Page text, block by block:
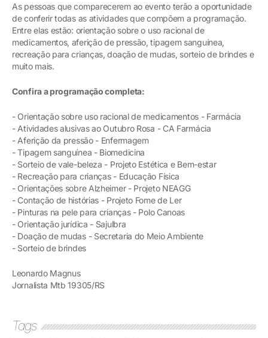
As pessoas que comparecerem ao evento terão a oportunidade
de conferir todas as atividades que compõem a programação.
Entre elas estão: orientação sobre o uso racional de
medicamentos, aferição de pressão, tipagem sanguínea,
recreação para crianças, doação de mudas, sorteio de brindes e
muito mais.
Confira a programação completa:
- Orientação sobre uso racional de medicamentos - Farmácia
- Atividades alusivas ao Outubro Rosa - CA Farmácia
- Aferição da pressão - Enfermagem
- Tipagem sanguínea - Biomedicina
- Sorteio de vale-beleza - Projeto Estética e Bem-estar
- Recreação para crianças - Educação Física
- Orientações sobre Alzheimer - Projeto NEAGG
- Contação de histórias - Projeto Fome de Ler
- Pinturas na pele para crianças - Polo Canoas
- Orientação jurídica - Sajulbra
- Doação de mudas - Secretaria do Meio Ambiente
- Sorteio de brindes
Leonardo Magnus
Jornalista Mtb 19305/RS
Tags